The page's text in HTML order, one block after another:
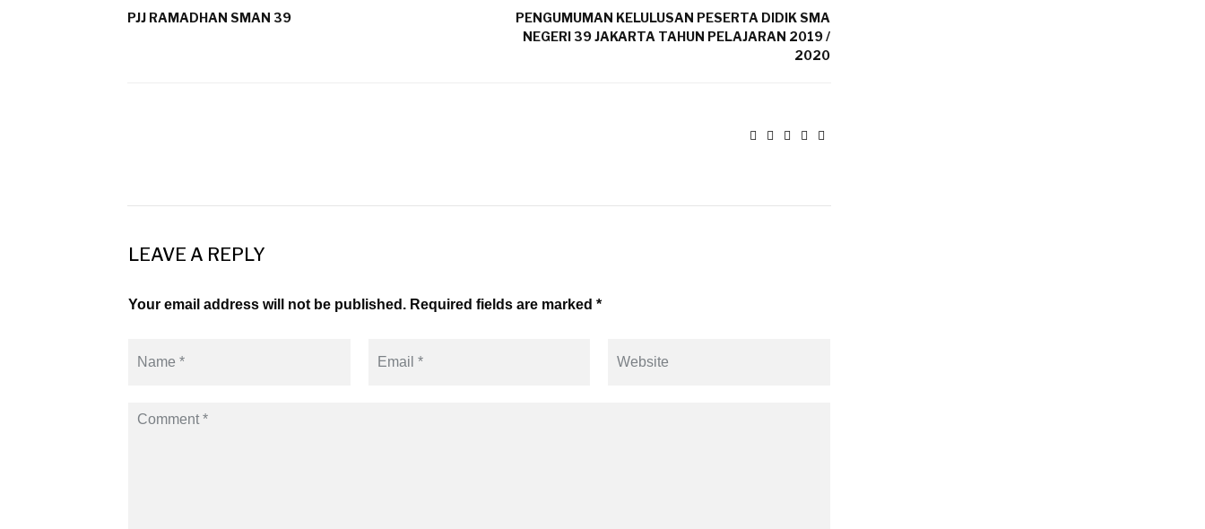
PJJ RAMADHAN SMAN 39
PENGUMUMAN KELULUSAN PESERTA DIDIK SMA
NEGERI 39 JAKARTA TAHUN PELAJARAN 2019 /
2020
LEAVE A REPLY
Your email address will not be published. Required fields are marked *